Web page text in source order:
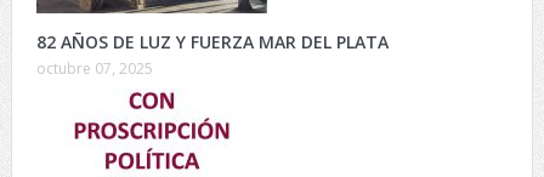
82 AÑOS DE LUZ Y FUERZA MAR DEL PLATA
octubre 07, 2025